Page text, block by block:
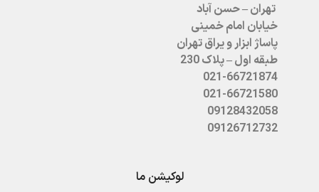
تهران – حسن آباد
خیابان امام خمینی
پاساژ ابزار و یراق تهران
طبقه اول – پلاک 230
021-66721874
021-66721580
09128432058
09126712732
لوکیشن ما